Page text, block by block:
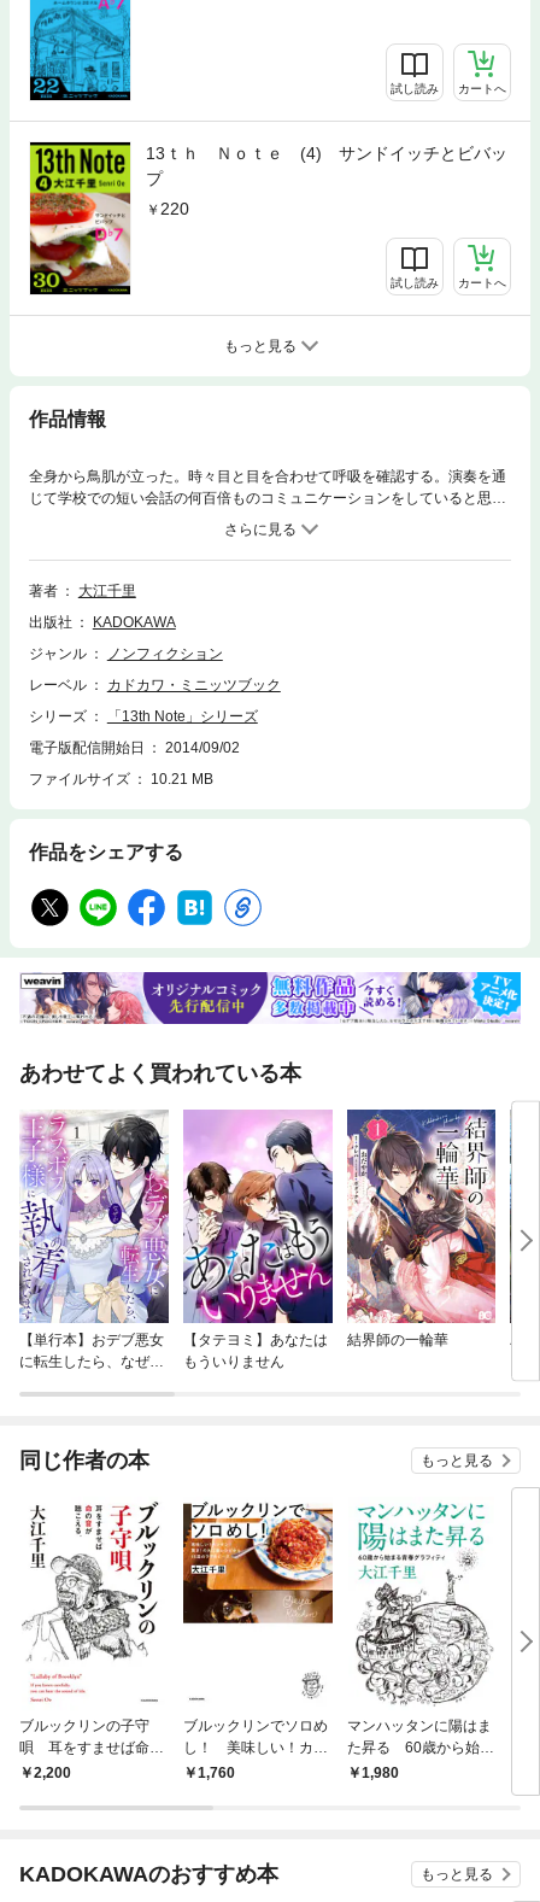
試し読み カートへ
13ｔｈ Ｎｏｔｅ (4) サンドイッチとビバッ
プ
220
試し読み カートへ
もっと見る
作品情報
全身から鳥肌が立った。時々目と目を合わせて呼吸を確認する。演奏を通
じて学校での短い会話の何百倍ものコミュニケーションをしていると思っ
た。音を通じてお互いまだ知らないそれぞれの音楽や人生や家族の話をし
ているかのような楽しいやり取り。スティーブも頬を紅潮させて汗びっし
ょりだった。(本文より)東北で大きな地震があった年の夏、「ＮＹのみん
なが元気になれるような夏祭りを企画してもらえないか？」と富ジャズか
時期がある。「納涼千里天国」だ。話を聞いた時、「納涼」をＮＹの富ジ
ャズに置き換えてやってみると面白いかもしれないと思った。期間は６日
して作る６つのストーリー。蒔いた種からやがて芽が出る日が来るかもし
れないし、来ないかもしれない。ちょうどその頃知り合ったスティーブミ
ルハウス(ベース)とのデュオを基本に、人選に取りかかる――NYジャズ武
者修行はまだまだ続く。【読了時間 約25分】大江千里・おおえせんり19
60年9月6日大阪生まれ。1983年デビュー。2008年、ジャズピアニストを
スティバルには2年連続出演。現在は米国内で積極的なライブ活動を展開
中。ＮＹジャズ留学の前半を綴った『9th Note』全12冊、日本家屋体験エ
ッセイ『僕の家』全4冊を配信中。
著者
大江千里
出版社
KADOKAWA
ジャンル
ノンフィクション
レーベル
カドカワ・ミニッツブック
シリーズ
「13th Note」シリーズ
電子版配信開始日
2014/09/02
ファイルサイズ
10.21 MB
作品をシェアする
あわせてよく買われている本
【単行本】おデブ悪女
に転生したら、なぜか
【タテヨミ】あなたは
もういりません
結界師の一輪華
バ
今
同じ作者の本 もっと見る
ブルックリンの子守
唄 耳をすませば命の
音が聴こえる。
2,200
ブルックリンでソロめ
し！ 美味しい！カン
タン！驚き！の大江屋
＆ピース
1,760
マンハッタンに陽はま
た昇る 60歳から始ま
る青春グラフィティ
1,980
KADOKAWAのおすすめ本 もっと見る